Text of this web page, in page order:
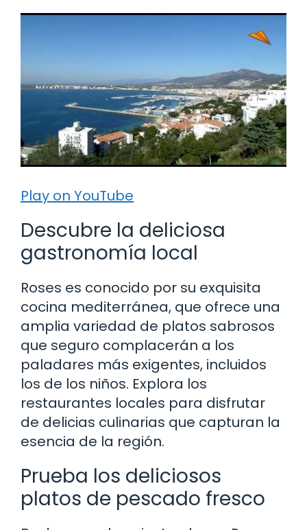
Play on YouTube
Descubre la deliciosa
gastronomía local
Roses es conocido por su exquisita
cocina mediterránea, que ofrece una
amplia variedad de platos sabrosos
que seguro complacerán a los
paladares más exigentes, incluidos
los de los niños. Explora los
restaurantes locales para disfrutar
de delicias culinarias que capturan la
esencia de la región.
Prueba los deliciosos
platos de pescado fresco